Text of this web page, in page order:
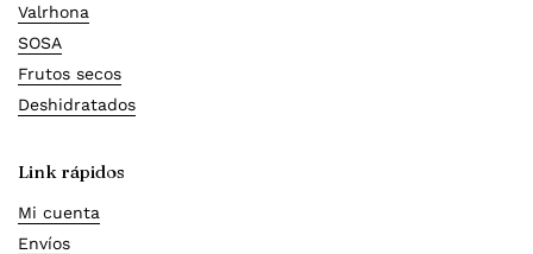
Valrhona
SOSA
Frutos secos
Deshidratados
Link rápidos
Mi cuenta
Envíos